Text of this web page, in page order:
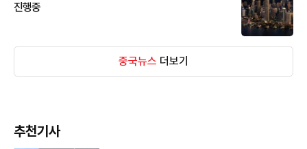
진행중
중국뉴스 더보기
추천기사